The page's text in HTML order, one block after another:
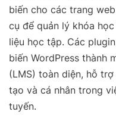
biến cho các trang
cụ để quản lý khóa
liệu học tập. Các
biến WordPress thành
(LMS) toàn diện, hỗ
tạo và cá nhân trong
tuyến.